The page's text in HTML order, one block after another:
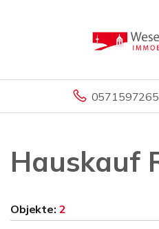
Hauskauf
Objekte: 2